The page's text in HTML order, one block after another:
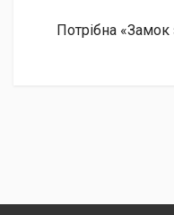
Потрібна «Замок